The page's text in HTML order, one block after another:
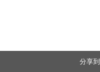
分享到